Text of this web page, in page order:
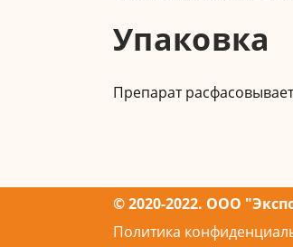
Упаковка
Препарат
© 2020-2022. ООО
Политика